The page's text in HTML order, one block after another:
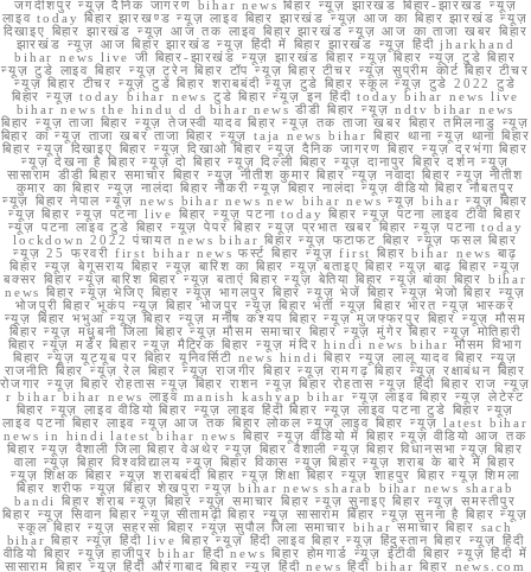
जगदीशपुर न्यूज़ दैनिक जागरण bihar news बिहार न्यूज़ झारखंड बिहार-झारखंड न्यूज़
लाइव today बिहार झारखण्ड न्यूज़ लाइव बिहार झारखंड न्यूज़ आज का बिहार झारखंड न्यूज़
दिखाइए बिहार झारखंड न्यूज़ आज तक लाइव बिहार झारखंड न्यूज़ आज का ताजा खबर बिहार
झारखंड न्यूज़ आज बिहार झारखंड न्यूज़ हिंदी में बिहार झारखंड न्यूज़ हिंदी jharkhand
bihar news live जी बिहार-झारखंड न्यूज़ झारखंड बिहार न्यूज़ बिहार न्यूज़ टुडे बिहार
न्यूज़ टुडे लाइव बिहार न्यूज़ ट्रेन बिहार टॉप न्यूज़ बिहार टीचर न्यूज़ सुप्रीम कोर्ट बिहार टीचर
न्यूज़ बिहार टीचर न्यूज़ टुडे बिहार शराबबंदी न्यूज़ टुडे बिहार स्कूल न्यूज़ टुडे 2022 टुडे
बिहार न्यूज़ today bihar news टुडे बिहार न्यूज़ इन हिंदी today bihar news live
bihar news the hindu d d bihar news डीडी बिहार न्यूज़ ndtv bihar news
बिहार न्यूज़ ताजा बिहार न्यूज़ तेजस्वी यादव बिहार न्यूज़ तक ताजा खबर बिहार तमिलनाडु न्यूज़
बिहार का न्यूज़ ताजा खबर ताजा बिहार न्यूज़ taja news bihar बिहार थाना न्यूज़ थाना बिहार
बिहार न्यूज़ दिखाइए बिहार न्यूज़ दिखाओ बिहार न्यूज़ दैनिक जागरण बिहार न्यूज़ दरभंगा बिहार
न्यूज़ देखना है बिहार न्यूज़ दो बिहार न्यूज़ दिल्ली बिहार न्यूज़ दानापुर बिहार दर्शन न्यूज़
सासाराम डीडी बिहार समाचार बिहार न्यूज़ नीतीश कुमार बिहार न्यूज़ नवादा बिहार न्यूज़ नीतीश
कुमार का बिहार न्यूज़ नालंदा बिहार नौकरी न्यूज़ बिहार नालंदा न्यूज़ वीडियो बिहार नौबतपुर
न्यूज़ बिहार नेपाल न्यूज़ news bihar news new bihar news न्यूज़ bihar न्यूज़ बिहार
न्यूज़ बिहार न्यूज़ पटना live बिहार न्यूज़ पटना today बिहार न्यूज़ पटना लाइव टीवी बिहार
न्यूज़ पटना लाइव टुडे बिहार न्यूज़ पेपर बिहार न्यूज़ प्रभात खबर बिहार न्यूज़ पटना today
lockdown 2022 पंचायत news bihar बिहार न्यूज़ फटाफट बिहार न्यूज़ फसल बिहार
न्यूज़ 25 फरवरी first bihar news फर्स्ट बिहार न्यूज़ first बिहार bihar news बाढ़
बिहार न्यूज़ बेगूसराय बिहार न्यूज़ बारिश का बिहार न्यूज़ बताइए बिहार न्यूज़ बाढ़ बिहार न्यूज़
बक्सर बिहार न्यूज़ बारिश बिहार न्यूज़ बताएं बिहार न्यूज़ बेतिया बिहार न्यूज़ बांका बिहार bihar
news बिहार न्यूज़ भेजिए बिहार न्यूज़ भागलपुर बिहार न्यूज़ भेजें बिहार न्यूज़ भेजो बिहार न्यूज़
भोजपुरी बिहार भूकंप न्यूज़ बिहार भोजपुर न्यूज़ बिहार भर्ती न्यूज़ बिहार भारत न्यूज़ भास्कर
न्यूज़ बिहार भभुआ न्यूज़ बिहार न्यूज़ मनीष कश्यप बिहार न्यूज़ मुजफ्फरपुर बिहार न्यूज़ मौसम
बिहार न्यूज़ मधुबनी जिला बिहार न्यूज़ मौसम समाचार बिहार न्यूज़ मुंगेर बिहार न्यूज़ मोतिहारी
बिहार न्यूज़ मर्डर बिहार न्यूज़ मैट्रिक बिहार न्यूज़ मंदिर hindi news bihar मौसम विभाग
बिहार न्यूज़ यूट्यूब पर बिहार यूनिवर्सिटी news hindi बिहार न्यूज़ लालू यादव बिहार न्यूज़
राजनीति बिहार न्यूज़ रेल बिहार न्यूज़ राजगीर बिहार न्यूज़ रामगढ़ बिहार न्यूज़ रक्षाबंधन बिहार
रोजगार न्यूज़ बिहार रोहतास न्यूज़ बिहार राशन न्यूज़ बिहार रोहतास न्यूज़ हिंदी बिहार राज न्यूज़
r bihar bihar news लाइव manish kashyap bihar न्यूज़ लाइव बिहार न्यूज़ लेटेस्ट
बिहार न्यूज़ लाइव वीडियो बिहार न्यूज़ लाइव हिंदी बिहार न्यूज़ लाइव पटना टुडे बिहार न्यूज़
लाइव पटना बिहार लाइव न्यूज़ आज तक बिहार लोकल न्यूज़ लाइव बिहार न्यूज़ latest bihar
news in hindi latest bihar news बिहार न्यूज़ वीडियो में बिहार न्यूज़ वीडियो आज तक
बिहार न्यूज़ वैशाली जिला बिहार वेअथेर न्यूज़ बिहार वैशाली न्यूज़ बिहार विधानसभा न्यूज़ बिहार
वाला न्यूज़ बिहार विश्वविद्यालय न्यूज़ बिहार विकास न्यूज़ बिहार न्यूज़ शराब के बारे में बिहार
न्यूज़ शिक्षक बिहार न्यूज़ शराबबंदी बिहार न्यूज़ शिक्षा बिहार न्यूज़ शाहपुर बिहार न्यूज़ शिमला
बिहार शरीफ न्यूज़ बिहार शेखपुरा न्यूज़ bihar news sharab bihar news sharab
bandi बिहार शराब न्यूज़ बिहार न्यूज़ समाचार बिहार न्यूज़ सुनाइए बिहार न्यूज़ समस्तीपुर
बिहार न्यूज़ सिवान बिहार न्यूज़ सीतामढ़ी बिहार न्यूज़ सासाराम बिहार न्यूज़ सुनना है बिहार न्यूज़
स्कूल बिहार न्यूज़ सहरसा बिहार न्यूज़ सुपौल जिला समाचार bihar समाचार बिहार sach
bihar बिहार न्यूज़ हिंदी live बिहार न्यूज़ हिंदी लाइव बिहार न्यूज़ हिंदुस्तान बिहार न्यूज़ हिंदी
वीडियो बिहार न्यूज़ हाजीपुर bihar हिंदी news बिहार होमगार्ड न्यूज़ ईटीवी बिहार न्यूज़ हिंदी में
सासाराम बिहार न्यूज़ हिंदी औरंगाबाद बिहार न्यूज़ हिंदी news हिंदी bihar बिहार news.com